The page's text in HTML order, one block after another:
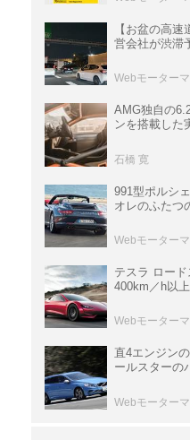
【お盆の高
営会社が渋滞
数ある
Webモーター
AMG独自の
ンを搭載した
P900 プロト
石橋 寛
991型ポルシ
オレのふたつ
Webモーター
テスラ ロー
400km／h以
ーカークロニ
113】
Webモーター
直4エンジン
ールスターの
と昔の新車】
Webモーター